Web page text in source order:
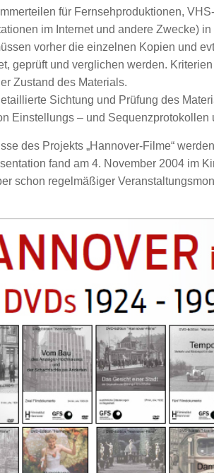
für Fernsehproduktionen,
im Internet und andere Zwecke)
vorher die einzelnen Kopien und
geprüft und verglichen werden.
Zustand des Materials.
Sichtung und Prüfung des
Einstellungs – und Sequenzprotokollen
des Projekts „Hannover-Filme“
fand am 4. November 2004 im
schon regelmäßiger